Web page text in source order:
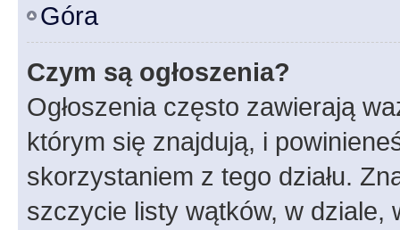
Góra
Czym są ogłoszenia?
Ogłoszenia często zawierają
którym się znajdują, i
skorzystaniem z tego działu.
szczycie listy wątków, w dziale,